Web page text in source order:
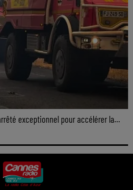
exceptionnel pour accélérer la...